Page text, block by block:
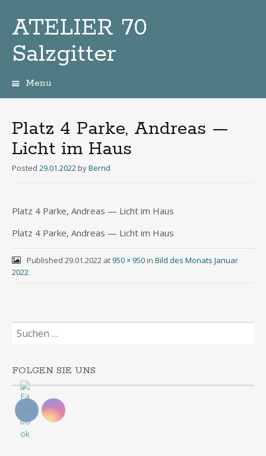
ATELIER 70
Salzgitter
Menu
Platz 4 Parke, Andreas —
Licht im Haus
Posted 29.01.2022 byBernd
Platz 4 Par­ke, Andre­as — Licht im Haus
Platz 4 Par­ke, Andre­as — Licht im Haus
Published 29.01.2022at950 × 950in Bild des Monats Januar
2022.
Suchen
nach:
FOLGEN SIE UNS